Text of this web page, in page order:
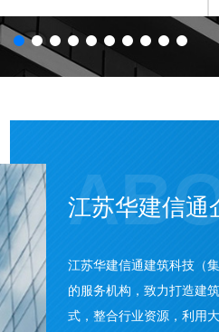
江苏华建信通
江苏华建信通建筑科技（
的服务机构，致力打造建
式，整合行业资源，利用